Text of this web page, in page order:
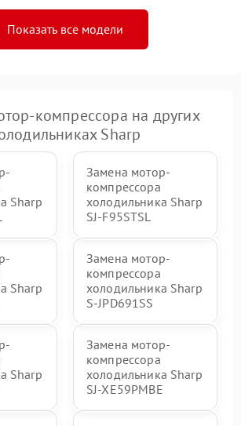
Показать все модели
компрессора на других
Sharp
Sharp
Замена мотор-
компрессора
холодильника Sharp
SJ-F95STSL
Sharp
Замена мотор-
компрессора
холодильника Sharp
S-JPD691SS
Sharp
Замена мотор-
компрессора
холодильника Sharp
SJ-XE59PMBE